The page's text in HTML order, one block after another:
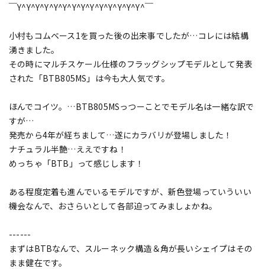
￣Y^Y^Y^Y^Y^Y^Y^Y^Y^Y^Y^Y^Y^Y^￣
小村もコムベース1を買った後の出来事でしたが…コレには結構
湧きました。
その時にマルチスケール仕様のフラッグシップモデルとして発表
された「BTB805MS」は今も大人気です。
ほんでコイツ。…BTB805MSっつーことでモデル名は一緒な訳で
すが…
発売から4年が経ちまして…遂にカラバリが登場しました！
ナチュラル半艶…ええですね！
めっちゃ「BTB」って感じします！
ある程度定着も進んでいるモデルですが、新色登場っていういい
機会なんで、おさらいとして各部迫ってみましょかね。
------
まずはBTBなんで、スルーネック構造＆角が長いシェイプはその
まま健在です。